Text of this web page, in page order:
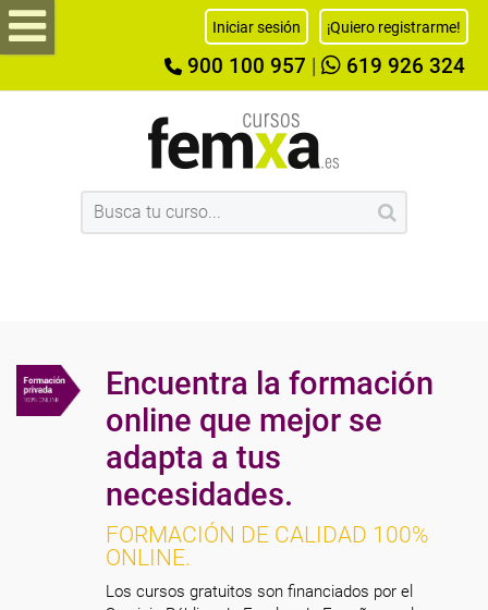
Iniciar sesión ¡Quiero registrarme!
900 100 957 619 926 324
Encuentra la formación
online que mejor se
adapta a tus
necesidades.
FORMACIÓN DE CALIDAD 100%
ONLINE.
Los cursos gratuitos son financiados por el